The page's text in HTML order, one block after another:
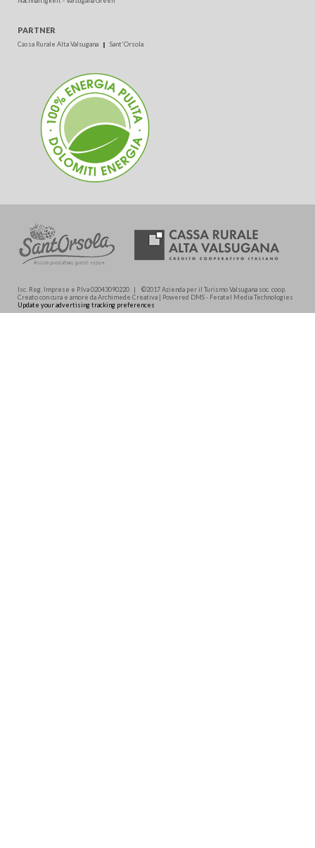
PARTNER
Cassa Rurale Alta Valsugana Sant'Orsola
Isc. Reg. Imprese e P.Iva 02043090220 | ©2017 Azienda per il Turismo Valsugana soc. coop.
Creato con cura e amore da Archimede.Creativa | Powered DMS - Feratel Media Technologies
Update your advertising tracking preferences